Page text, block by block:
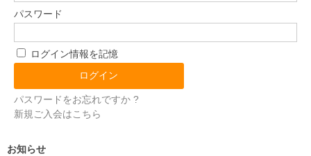
パスワード
ログイン情報を記憶
パスワードをお忘れですか ?
新規ご入会はこちら
お知らせ